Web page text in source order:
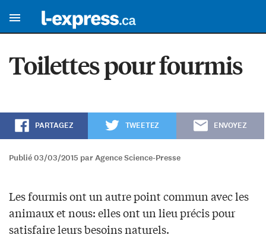
Toilettes pour fourmis
PARTAGEZ TWEETEZ ENVOYEZ
Publié 03/03/2015 par Agence Science-Presse
Les fourmis ont un autre point commun avec les
animaux et nous: elles ont un lieu précis pour
satisfaire leurs besoins naturels.